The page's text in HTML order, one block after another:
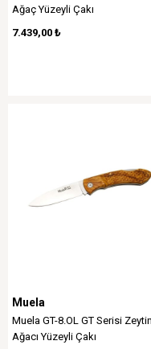
Ağaç Yüzeyli Çakı
7.439,00 ₺
Muela
Muela GT-8.OL GT Serisi Zeytin
Ağacı Yüzeyli Çakı